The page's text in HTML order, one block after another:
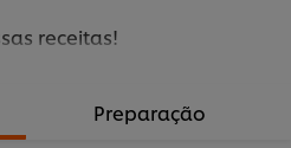
receitas!
Preparação